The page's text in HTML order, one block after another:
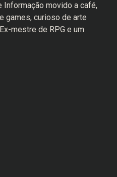
Informação movido a café,
games, curioso de arte
mestre de RPG e um